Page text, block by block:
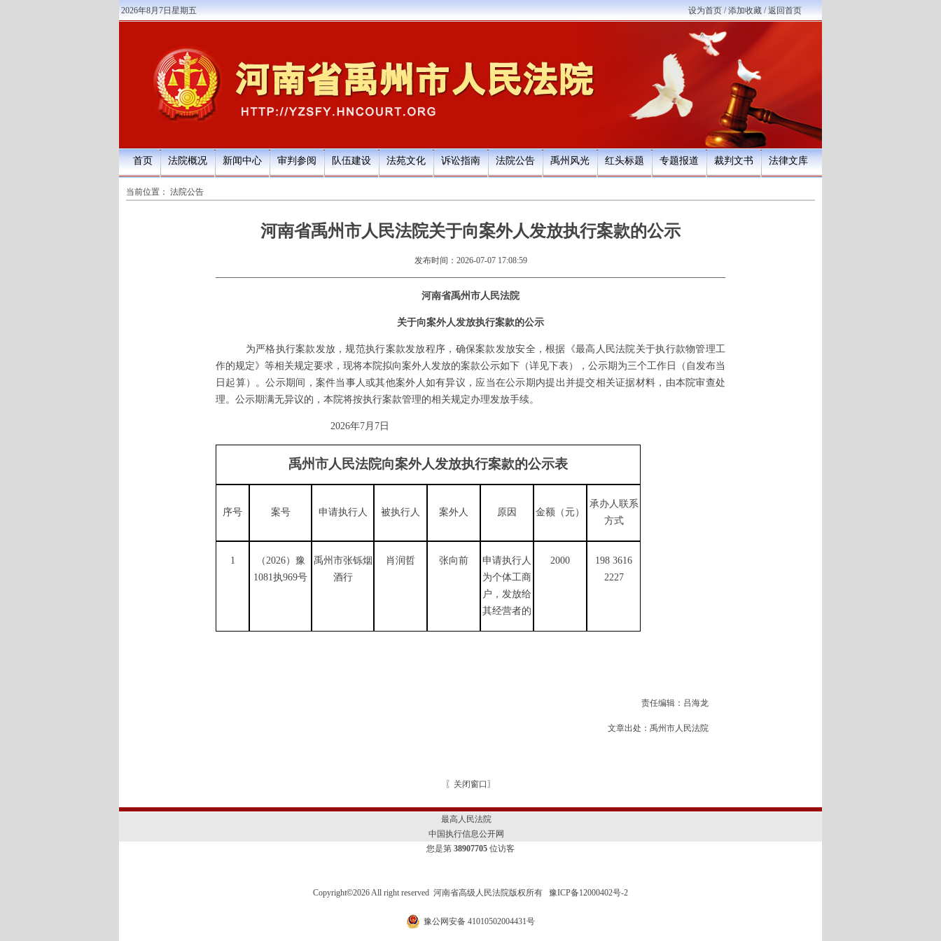
2026年8月7日星期五 设为首页/添加收藏/返回首页
首页 法院概况 新闻中心 审判参阅 队伍建设 法苑文化 诉讼指南 法院公告 禹州风光 红头标题 专题报道 裁判文书 法律文库
当前位置： 法院公告
河南省禹州市人民法院关于向案外人发放执行案款的公示
发布时间：2026-07-07 17:08:59
河南省禹州市人民法院
关于向案外人发放执行案款的公示
为严格执行案款发放，规范执行案款发放程序，确保案款发放安全，根据《最高人民法院关于执行款物管理工
作的规定》等相关规定要求，现将本院拟向案外人发放的案款公示如下（详见下表），公示期为三个工作 日
（自发布当
日起算）。公示期间，案件当事人或其他案外人如有异议，应当在公示期内提出并提交相关证据材料 ，由本院审查处
理。 公示期满无异议的，本院将按执行案款管理的相关规定办理发放手续。
2026年7月 7 日
禹州市人民法院向案外人发放执行案款的公示表
序号 案号 申请执行人 被执行人 案外人 原因 金额（元）
承办人联系
方式
1 （2026）豫
1081执969号
禹州市张铄烟
酒行
肖润哲 张向前
申请执行人
为个体工商
户，发放给
其经营者的
2000
198 3616
2227
责任编辑：吕海龙
文章出处：禹州市人民法院
〖 关闭窗口 〗
最高人民法院
中国执行信息公开网
您是第 38907705 位访客
Copyright©2026 All right reserved 河南省高级人民法院版权所有 豫ICP备12000402号-2
豫公网安备 41010502004431号